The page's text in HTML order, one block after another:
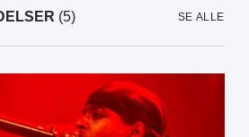
(5) SE ALLE